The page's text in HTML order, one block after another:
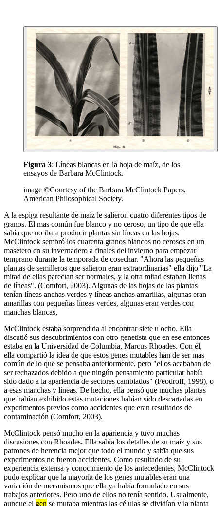
Figura 3: Líneas blancas en la hoja de maíz, de los
ensayos de Barbara McClintock.
image ©Courtesy of the Barbara McClintock Papers,
American Philosophical Society.
A la espiga resultante de maíz le salieron cuatro diferentes tipos de
granos. El mas común fue blanco y no ceroso, un tipo de que ella
sabía que no iba a producir plantas sin líneas en las hojas.
McClintock sembró los cuarenta granos blancos no cerosos en un
masetero en su invernadero a finales del invierno para empezar
temprano durante la temporada de cosechar. "Ahora las pequeñas
plantas de semilleros que salieron eran extraordinarias" ella dijo "La
mitad de ellas parecían ser normales, y la otra mitad estaban llenas
de líneas". (Comfort, 2003). Algunas de las hojas de las plantas
tenían líneas anchas verdes y líneas anchas amarillas, algunas eran
amarillas con pequeñas líneas verdes, algunas eran verdes con
manchas blancas,
McClintock estaba sorprendida al encontrar siete u ocho. Ella
discutió sus descubrimientos con otro genetista que en ese entonces
estaba en la Universidad de Columbia, Marcus Rhoades. Con él,
ella compartió la idea de que estos genes mutables han de ser mas
común de lo que se pensaba anteriormente, pero "ellos acababan de
ser rechazados debido a que ningún pensamiento particular había
sido dado a la apariencia de sectores cambiados" (Feodroff, 1998), o
a esas manchas y líneas. De hecho, ella pensó que muchas plantas
que habían exhibido estas mutaciones habían sido descartadas en
experimentos previos como accidentes que eran resultados de
contaminación (Comfort, 2003).
McClintock pensó mucho en la apariencia y tuvo muchas
discusiones con Rhoades. Ella sabía los detalles de su maíz y sus
patrones de herencia mejor que todo el mundo y sabīa que sus
experimentos no fueron accidentes. Como resultado de su
experiencia extensa y conocimiento de los antecedentes, McClintock
pudo explicar que la mayoría de los genes mutables eran una
variación de mecanismos que ella ya había formulado en sus
trabajos anteriores. Pero uno de ellos no tenía sentido. Usualmente,
aunque el gen se mutaba mientras las células se dividían y la planta